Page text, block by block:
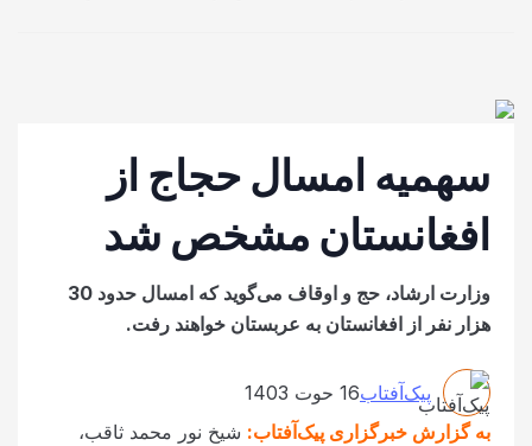
سهمیه امسال حجاج از
افغانستان مشخص شد
وزارت ارشاد، حج و اوقاف می‌گوید که امسال حدود 30
هزار نفر از افغانستان به عربستان خواهند رفت.
پیک‌آفتاب16 حوت 1403
به گزارش خبرگزاری پیک‌آفتاب:شیخ نور محمد ثاقب،